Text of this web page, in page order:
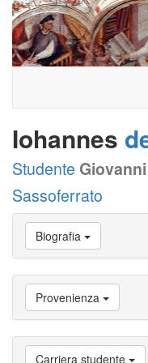
Iohannes
Studente
Sassoferrato
Vai
Biografia
Provenienza
Vai
a
Carriera
Biografia
Provenienza
Carriera studente